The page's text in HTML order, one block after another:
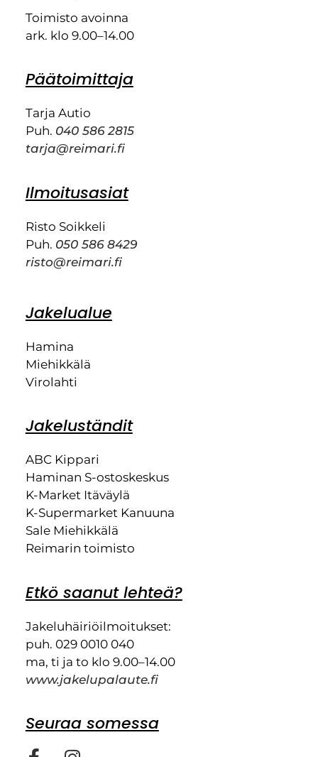
Toimisto avoinna
ark. klo 9.00–14.00
Päätoimittaja
Tarja Autio
Puh. 040 586 2815
tarja@reimari.fi
Ilmoitusasiat
Risto Soikkeli
Puh. 050 586 8429
risto@reimari.fi
Jakelualue
Hamina
Miehikkälä
Virolahti
Jakeluständit
ABC Kippari
Haminan S-ostoskeskus
K-Market Itäväylä
K-Supermarket Kanuuna
Sale Miehikkälä
Reimarin toimisto
Etkö saanut lehteä?
Jakeluhäiriöilmoitukset:
puh. 029 0010 040
ma, ti ja to klo 9.00–14.00
www.jakelupalaute.fi
Seuraa somessa